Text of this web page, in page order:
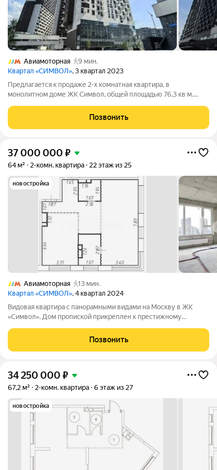
Авиамоторная
9 мин.
Квартал «СИМВОЛ», 3 квартал 2023
Предлагается к продаже 2-х комнатная квартира, в
монолитном доме ЖК Символ, общей площадью 76,3 кв м.
окна (можно сделать 3-х комнатную квартиру), 2 стояка
канализации. высокий этаж. Охрана,
Позвонить
37 000 000 ₽
64 м² 2-комн. квартира 22 этаж из 25
новостройка
Авиамоторная
13 мин.
Квартал «СИМВОЛ», 4 квартал 2024
Видовая квартира с панорамными видами на Москву в ЖК
«Символ». Дом пропиской прикреплен к престижному
две комнаты, просторная кухня, два совмещенных с/у,
просторный холл, высокие потолки,
Позвонить
34 250 000 ₽
67,2 м² 2-комн. квартира 6 этаж из 27
новостройка